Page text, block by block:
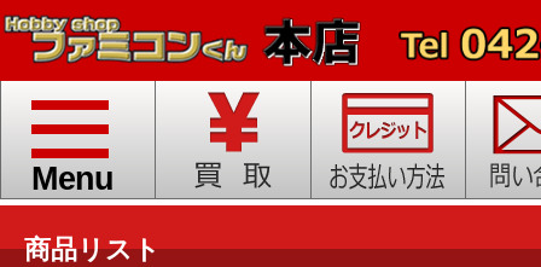
toggle
navigation
Menu
商品リスト